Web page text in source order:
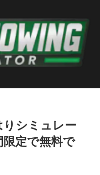
シミュレー
定で無料で